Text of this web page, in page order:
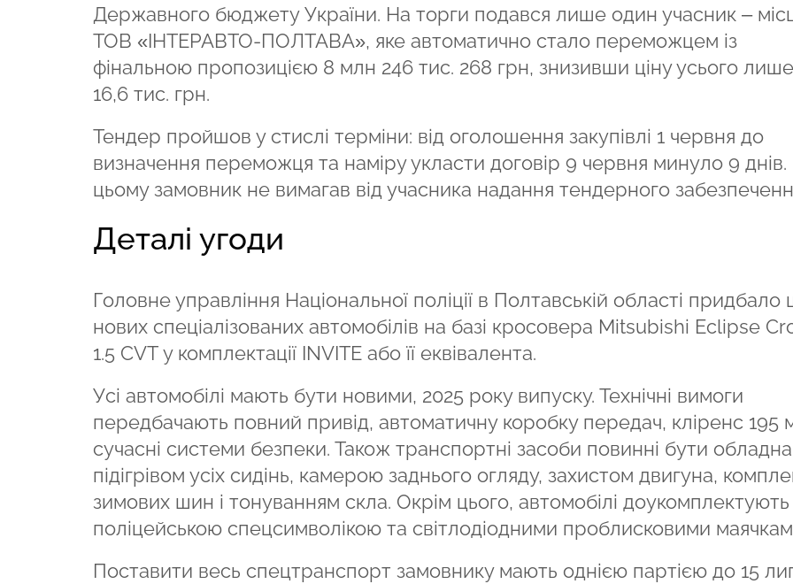
Державного бюджету України. На торги подався лише один учасник –
ТОВ «ІНТЕРАВТО-ПОЛТАВА», яке автоматично стало переможцем із
фінальною пропозицією 8 млн 246 тис. 268 грн, знизивши ціну усього
16,6 тис. грн.
Тендер пройшов у стислі терміни: від оголошення закупівлі 1 червня до
визначення переможця та наміру укласти договір 9 червня минуло 9
цьому замовник не вимагав від учасника надання тендерного
Деталі угоди
Головне управління Національної поліції в Полтавській області придбало
нових спеціалізованих автомобілів на базі кросовера Mitsubishi Eclipse
1.5 CVT у комплектації INVITE або її еквівалента.
Усі автомобілі мають бути новими, 2025 року випуску. Технічні вимоги
передбачають повний привід, автоматичну коробку передач, кліренс 195
сучасні системи безпеки. Також транспортні засоби повинні бути
підігрівом усіх сидінь, камерою заднього огляду, захистом двигуна,
зимових шин і тонуванням скла. Окрім цього, автомобілі доукомплектують
поліцейською спецсимволікою та світлодіодними проблисковими
Поставити весь спецтранспорт замовнику мають однією партією до 15